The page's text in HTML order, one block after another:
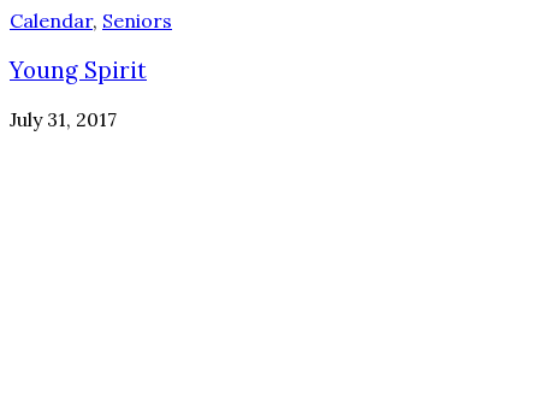
Calendar, Seniors
Young Spirit
July 31, 2017